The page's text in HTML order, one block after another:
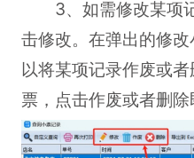
3、如需修改某项记
击修改。在弹出的修
以将某项记录作废或
票，点击作废或者删除